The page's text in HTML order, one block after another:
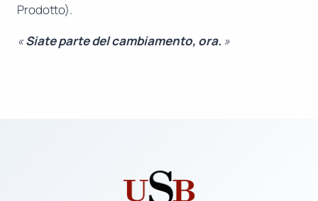
Prodotto).
«Siate parte del cambiamento, ora. »